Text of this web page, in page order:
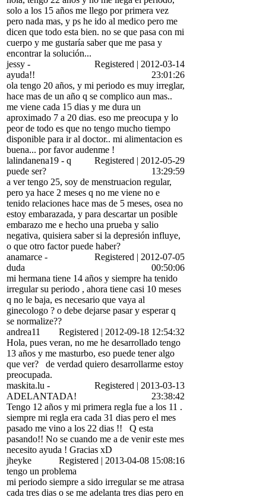
solo a los 15 años me llego por primera vez
pero nada mas, y ps he ido al medico pero me
dicen que todo esta bien. no se que pasa con mi
cuerpo y me gustaría saber que me pasa y
encontrar la solución...
jessy -
ayuda!!
Registered | 2012-03-14
23:01:26
ola tengo 20 años, y mi periodo es muy irreglar,
hace mas de un año q se complico aun mas..
me viene cada 15 dias y me dura un
aproximado 7 a 20 dias. eso me preocupa y lo
peor de todo es que no tengo mucho tiempo
disponible para ir al doctor.. mi alimentacion es
buena... por favor audenme !
lalindanena19 - q
puede ser?
Registered | 2012-05-29
13:29:59
a ver tengo 25, soy de menstruacion regular,
pero ya hace 2 meses q no me viene no e
tenido relaciones hace mas de 5 meses, osea no
estoy embarazada, y para descartar un posible
embarazo me e hecho una prueba y salio
negativa, quisiera saber si la depresión influye,
o que otro factor puede haber?
anamarce -
duda
Registered | 2012-07-05
00:50:06
mi hermana tiene 14 años y siempre ha tenido
irregular su periodo , ahora tiene casi 10 meses
q no le baja, es necesario que vaya al
ginecologo ? o debe dejarse pasar y esperar q
se normalize??
andrea11
Registered | 2012-09-18 12:54:32
Hola, pues veran, no me he desarrollado tengo
13 años y me masturbo, eso puede tener algo
que ver?
de verdad quiero desarrollarme estoy
preocupada.
maskita.lu -
ADELANTADA!
Registered | 2013-03-13
23:38:42
Tengo 12 años y mi primera regla fue a los 11 .
siempre mi regla era cada 31 dias pero el mes
pasado me vino a los 22 dias !!
Q esta
pasando!! No se cuando me a de venir este mes
necesito ayuda ! Gracias xD
jheyke
Registered | 2013-04-08 15:08:16
tengo un problema
mi periodo siempre a sido irregular se me atrasa
cada tres dias o se me adelanta tres dias pero en